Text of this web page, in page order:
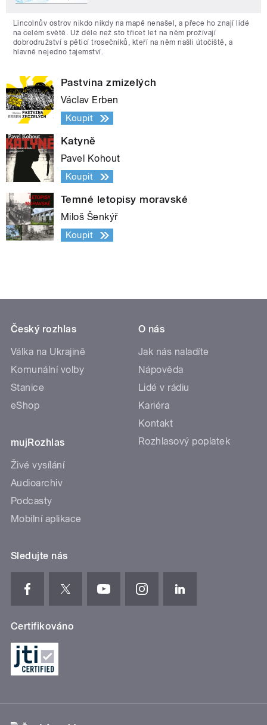
Lincolnův ostrov nikdo nikdy na mapě nenašel, a přece ho znají lidé
na celém světě. Už déle než sto třicet let na něm prožívají
dobrodružství s pěticí trosečníků, kteří na něm našli útočiště, a
hlavně nejedno tajemství.
Pastvina zmizelých
Václav Erben
Koupit
Katyně
Pavel Kohout
Koupit
Temné letopisy moravské
Miloš Šenkýř
Koupit
Český rozhlas
Válka na Ukrajině
Komunální volby
Stanice
eShop
mujRozhlas
Živé vysílání
Audioarchiv
Podcasty
Mobilní aplikace
O nás
Jak nás naladíte
Nápověda
Lidé v rádiu
Kariéra
Kontakt
Rozhlasový poplatek
Sledujte nás
Certifikováno